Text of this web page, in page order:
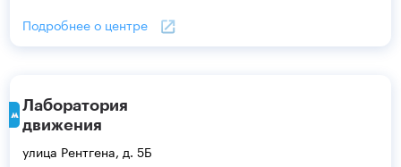
Подробнее о центре
Лаборатория
движения
улица Рентгена, д. 5Б